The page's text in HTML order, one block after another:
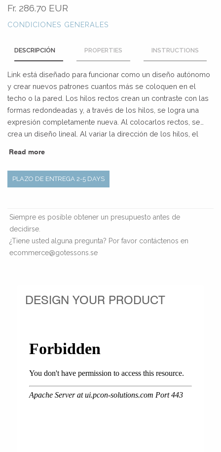
Fr. 286.70 EUR
CONDICIONES GENERALES
DESCRIPCIÓN PROPERTIES INSTRUCTIONS
Link está diseñado para funcionar como un diseño autónomo
y crear nuevos patrones cuantos más se coloquen en el
techo o la pared. Los hilos rectos crean un contraste con las
formas redondeadas y, a través de los hilos, se logra una
expresión completamente nueva. Al colocarlos rectos, se
crea un diseño lineal. Al variar la dirección de los hilos, el
Read more
PLAZO DE ENTREGA 2-5 DAYS
Siempre es posible obtener un presupuesto antes de
decidirse.
¿Tiene usted alguna pregunta? Por favor contáctenos en
ecommerce@gotessons.se
DESIGN YOUR PRODUCT